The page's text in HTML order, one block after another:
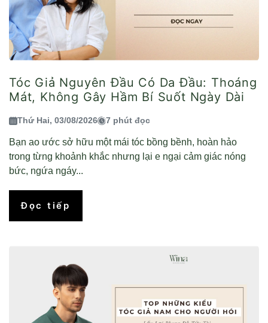
Tóc Giả Nguyên Đầu Có Da Đầu: Thoáng
Mát, Không Gây Hầm Bí Suốt Ngày Dài
Thứ Hai, 03/08/2026 7 phút đọc
Bạn ao ước sở hữu một mái tóc bồng bềnh, hoàn hảo
trong từng khoảnh khắc nhưng lại e ngại cảm giác nóng
bức, ngứa ngáy...
Đọc tiếp